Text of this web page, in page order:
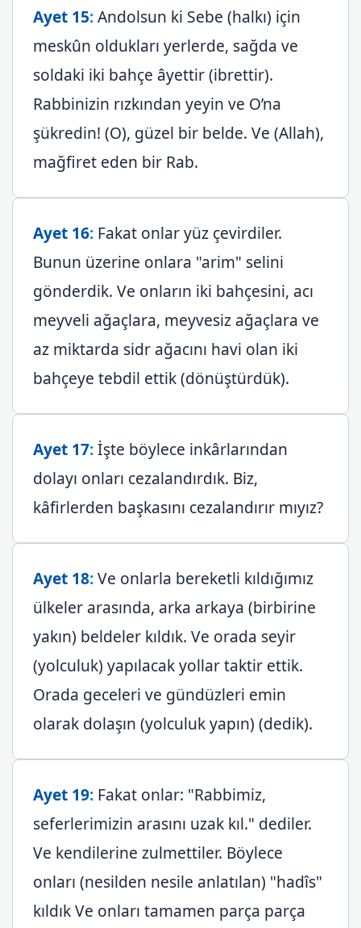
Ayet 15:Andolsun ki Sebe (halkı) için
meskûn oldukları yerlerde, sağda ve
soldaki iki bahçe âyettir (ibrettir).
Rabbinizin rızkından yeyin ve O’na
şükredin! (O), güzel bir belde. Ve (Allah),
mağfiret eden bir Rab.
Ayet 16: Fakat onlar yüz çevirdiler.
Bunun üzerine onlara "arim" selini
gönderdik. Ve onların iki bahçesini, acı
meyveli ağaçlara, meyvesiz ağaçlara ve
az miktarda sidr ağacını havi olan iki
bahçeye tebdil ettik (dönüştürdük).
Ayet 17:İşte böylece inkârlarından
dolayı onları cezalandırdık. Biz,
kâfirlerden başkasını cezalandırır mıyız?
Ayet 18:Ve onlarla bereketli kıldığımız
ülkeler arasında, arka arkaya (birbirine
yakın) beldeler kıldık. Ve orada seyir
(yolculuk) yapılacak yollar taktir ettik.
Orada geceleri ve gündüzleri emin
olarak dolaşın (yolculuk yapın) (dedik).
Ayet 19: Fakat onlar: "Rabbimiz,
seferlerimizin arasını uzak kıl." dediler.
Ve kendilerine zulmettiler. Böylece
onları (nesilden nesile anlatılan) "hadîs"
kıldık Ve onları tamamen parça parça